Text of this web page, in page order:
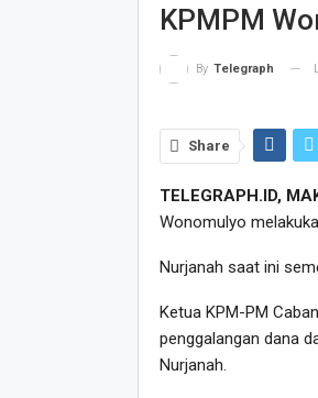
KPMPM
By Telegraph
Share
TELEGRAPH.ID,
Wonomulyo
Nurjanah saat ini
Ketua KPM-PM
penggalangan dana
Nurjanah.